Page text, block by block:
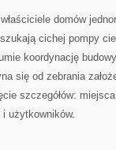
domów
cichej pompy
koordynację
się od zebrania
szczegółów:
i użytkowników.